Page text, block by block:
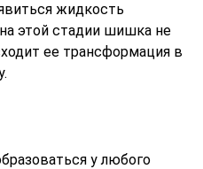
жидкость
этой стадии шишка не
ее трансформация в
у любого